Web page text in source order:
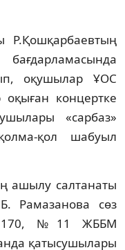
Р.Қошқарбаевтың
оқушылар ҰОС
концертке
«сарбаз»
қол шабуыл
ашылу салтанаты
Рамазанова сөз
№11 ЖББМ
қатысушылары